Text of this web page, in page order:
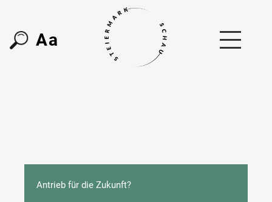
Aa
Antrieb für die Zukunft?